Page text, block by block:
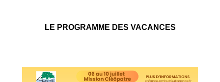
LE PROGRAMME DES VACANCES